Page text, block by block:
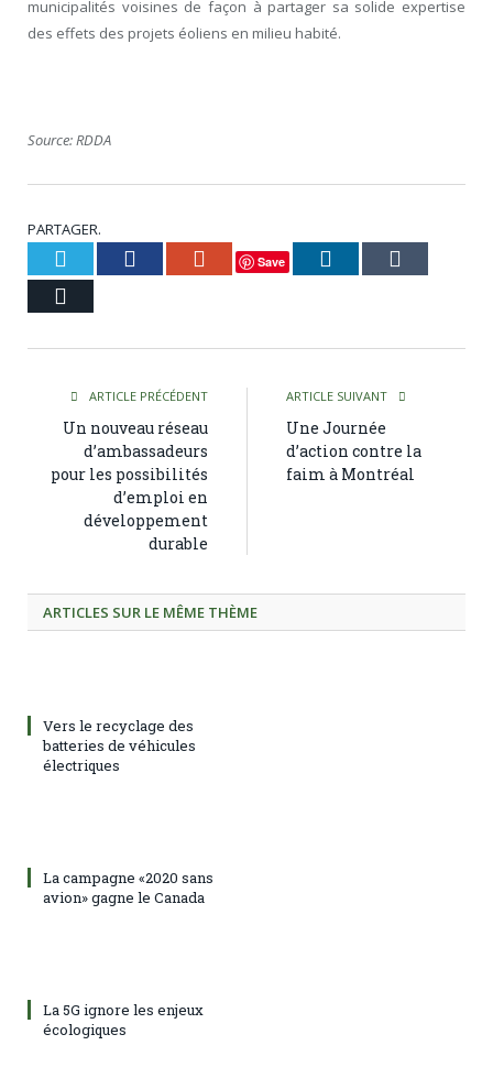
municipalités voisines de façon à partager sa solide expertise
des effets des projets éoliens en milieu habité.
Source: RDDA
PARTAGER.
Twitter Facebook Google+
Save LinkedIn
ARTICLE PRÉCÉDENT
Un nouveau réseau
d’ambassadeurs
pour les possibilités
d’emploi en
développement
durable
ARTICLE SUIVANT
Une Journée
d’action contre la
faim à Montréal
ARTICLES SUR LE MÊME THÈME
Vers le recyclage des
batteries de véhicules
électriques
La campagne «2020 sans
avion» gagne le Canada
La 5G ignore les enjeux
écologiques